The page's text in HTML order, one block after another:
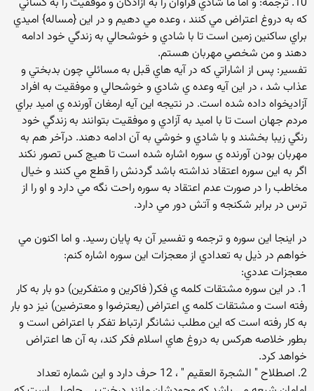
كه به دروغ اعتراض مي كنند ، وعده مي دهيم و در اين {مساله} اميدي
براي ساكنين زمين است تا با شادي و خوشحالي به زندگي خود ادامه
دهند و من شخصي مهربان هستم.
تفسير: پس از اشاراتي كه در آيه هاي قبل به مسائلي چون بدبختي و
عذاب شد ، در اين آيه وعده ي شادي و خوشحالي و موفقيت به افراد
آزاديخواه داده شده است. در نتيجه اين آيه ارمغان آورنده ي اميد براي
مردم جهان است تا با اميد به آزادي و موفقيت بتوانند به زندگي خود
رنگي زيبا بخشند و با شادي و خوشي به آن ادامه دهند. درآخر هم به
مهربان بودن آورنده ي سوره اشاره شده است تا هيچ كس تصور نكند
اگر به اين سوره اعتقاد نداشته باشد گردنش را قطع مي كنند و خيال
مخاطب را در صورت عدم اعتقاد به سوره راحت نگه مي دارد و او را از
ترس در برابر شكنجه و آتش دور مي دارد.
در اينجا اين سوره و ترجمه و تفسير آن به پايان رسيد. و اما اكنون مي
خواهم در ذيل به تعدادي از معجزات اين سوره اشاره كنم:
معجزات عددي:
1. در اين سوره مشتقات كلمه ي فكر( فاكرين و متفكرين) دو بار به كار
رفته است و مشتقات كلمه ي اعتراض (يعترضوا و معترضين) نيز دو بار
به كار رفته است كه اين مطلب نشانگر ارتباط تفكر با اعتراض است و
بطور خلاصه هركس به دروغ هاي اسلام فكر كند، به آن ها اعتراض
خواهد كرد.
2. اصطلاح " الشجرة العقيم " ، 12 حرف دارد و اين شماره تعداد